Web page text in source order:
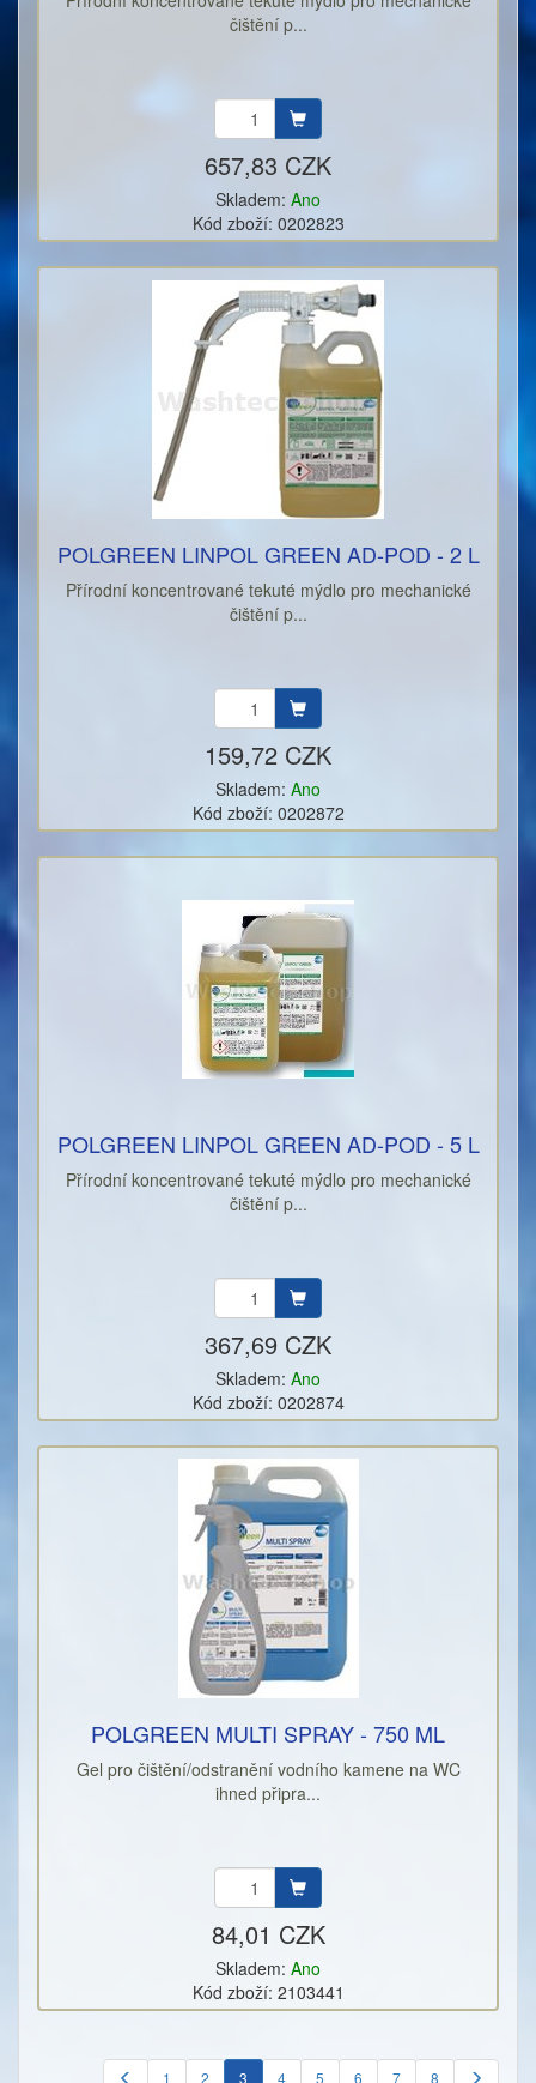
čištění p...
657,83 CZK
Skladem: Ano
Kód zboží: 0202823
POLGREEN LINPOL GREEN AD-POD - 2 L
Přírodní koncentrované tekuté mýdlo pro mechanické
čištění p...
159,72 CZK
Skladem: Ano
Kód zboží: 0202872
POLGREEN LINPOL GREEN AD-POD - 5 L
Přírodní koncentrované tekuté mýdlo pro mechanické
čištění p...
367,69 CZK
Skladem: Ano
Kód zboží: 0202874
POLGREEN MULTI SPRAY - 750 ML
Gel pro čištění/odstranění vodního kamene na WC
ihned připra...
84,01 CZK
Skladem: Ano
Kód zboží: 2103441
1 2 3 4 5 6 7 8